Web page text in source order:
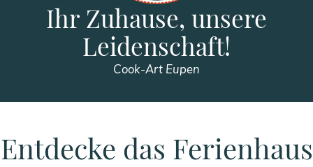
Ihr Zuhause, unsere
Leidenschaft!
Cook-Art Eupen
Entdecke das Ferienhaus